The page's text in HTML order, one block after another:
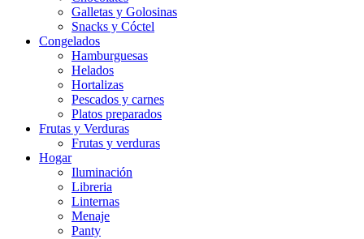
Galletas y Golosinas
Snacks y Cóctel
Congelados
Hamburguesas
Helados
Hortalizas
Pescados y carnes
Platos preparados
Frutas y Verduras
Frutas y verduras
Hogar
Iluminación
Libreria
Linternas
Menaje
Panty